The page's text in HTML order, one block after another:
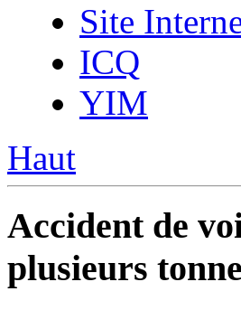
Site
ICQ
YIM
Haut
Accident de
plusieurs